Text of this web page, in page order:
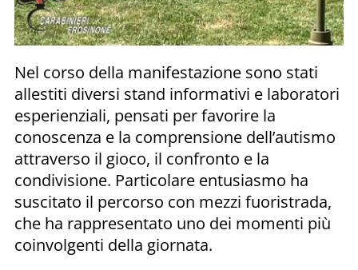
Nel corso della manifestazione sono stati
allestiti diversi stand informativi e laboratori
esperienziali, pensati per favorire la
conoscenza e la comprensione dell’autismo
attraverso il gioco, il confronto e la
condivisione. Particolare entusiasmo ha
suscitato il percorso con mezzi fuoristrada,
che ha rappresentato uno dei momenti più
coinvolgenti della giornata.